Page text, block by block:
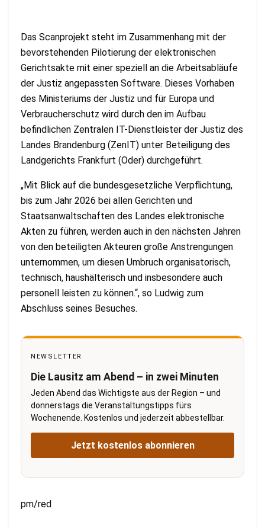
Das Scanprojekt steht im Zusammenhang mit der
bevorstehenden Pilotierung der elektronischen
Gerichtsakte mit einer speziell an die Arbeitsabläufe
der Justiz angepassten Software. Dieses Vorhaben
des Ministeriums der Justiz und für Europa und
Verbraucherschutz wird durch den im Aufbau
befindlichen Zentralen IT-Dienstleister der Justiz des
Landes Brandenburg (ZenIT) unter Beteiligung des
Landgerichts Frankfurt (Oder) durchgeführt.
„Mit Blick auf die bundesgesetzliche Verpflichtung,
bis zum Jahr 2026 bei allen Gerichten und
Staatsanwaltschaften des Landes elektronische
Akten zu führen, werden auch in den nächsten Jahren
von den beteiligten Akteuren große Anstrengungen
unternommen, um diesen Umbruch organisatorisch,
technisch, haushälterisch und insbesondere auch
personell leisten zu können.“, so Ludwig zum
Abschluss seines Besuches.
NEWSLETTER
Die Lausitz am Abend – in zwei Minuten
Jeden Abend das Wichtigste aus der Region – und
donnerstags die Veranstaltungstipps fürs
Wochenende. Kostenlos und jederzeit abbestellbar.
Jetzt kostenlos abonnieren
pm/red